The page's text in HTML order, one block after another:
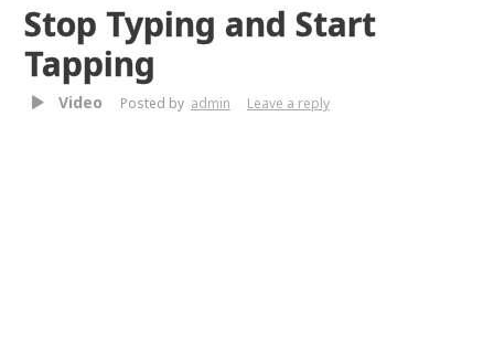
Stop Typing and Start
Tapping
Video Posted by admin Leave a reply